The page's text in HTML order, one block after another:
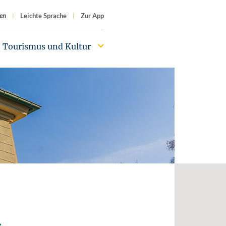
Leichte Sprache Zur App
Tourismus und Kultur